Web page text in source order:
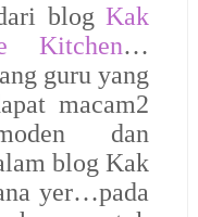
blogKak
Kitchen…
guru yang
macam2
dan
blog Kak
yer…pada